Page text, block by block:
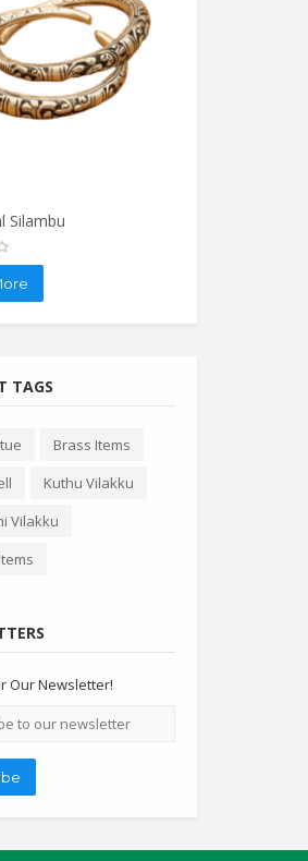
Silambu
TAGS
Brass Items
Kuthu Vilakku
Vilakku
Our Newsletter!